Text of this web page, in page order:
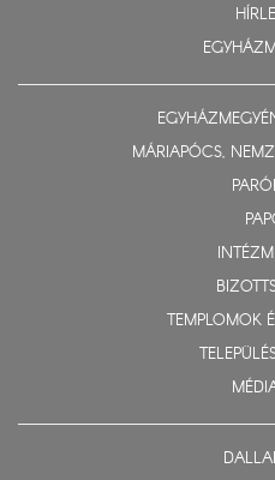
MÁRIAPÓCS,
TEMPLOMOK